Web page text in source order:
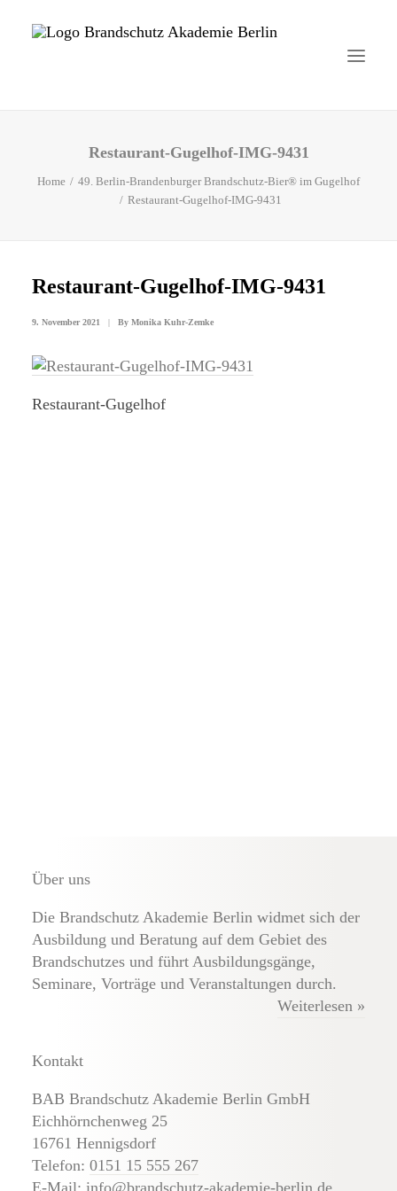
Startseite
Veranstaltungen
Kontakt
Externe Brandschutz-Beauftragte
Restaurant-Gugelhof-IMG-9431
Home
49. Berlin-Brandenburger Brandschutz-Bier® im Gugelhof
Restaurant-Gugelhof-IMG-9431
Restaurant-Gugelhof-IMG-9431
9. November 2021 | By Monika Kuhr-Zemke
Restaurant-Gugelhof
Über uns
Die Brandschutz Akademie Berlin widmet sich der
Ausbildung und Beratung auf dem Gebiet des
Brandschutzes und führt Ausbildungsgänge,
Seminare, Vorträge und Veranstaltungen durch.
Weiterlesen »
Kontakt
BAB Brandschutz Akademie Berlin GmbH
Eichhörnchenweg 25
16761 Hennigsdorf
Telefon: 0151 15 555 267
E-Mail: info@brandschutz-akademie-berlin.de